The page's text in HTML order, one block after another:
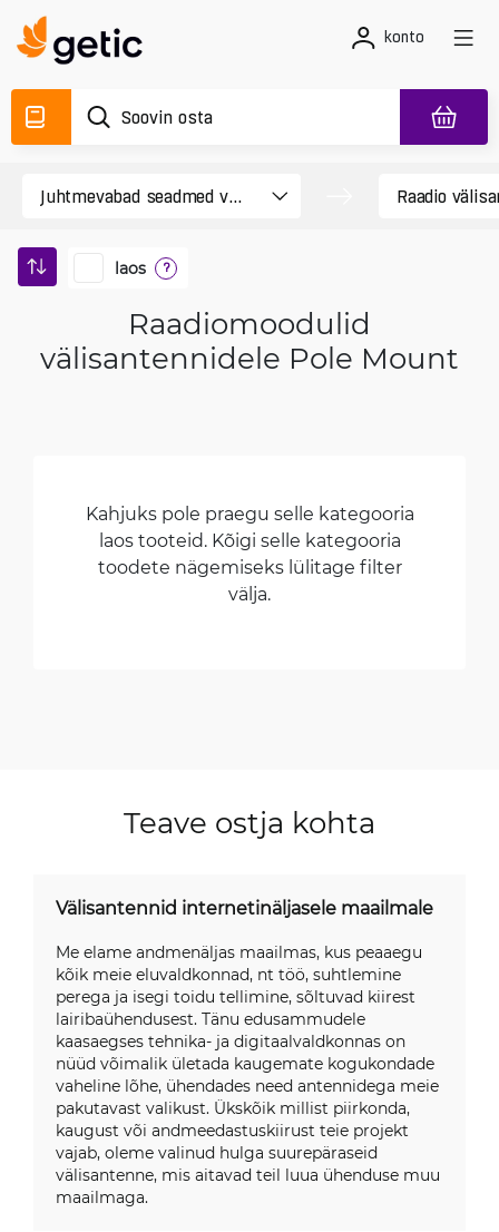
konto
laos ?
Raadiomoodulid
välisantennidele Pole Mount
Kahjuks pole praegu selle kategooria
laos tooteid. Kõigi selle kategooria
toodete nägemiseks lülitage filter
välja.
Teave ostja kohta
Välisantennid internetinäljasele maailmale
Me elame andmenäljas maailmas, kus peaaegu
kõik meie eluvaldkonnad, nt töö, suhtlemine
perega ja isegi toidu tellimine, sõltuvad kiirest
lairibaühendusest. Tänu edusammudele
kaasaegses tehnika- ja digitaalvaldkonnas on
nüüd võimalik ületada kaugemate kogukondade
vaheline lõhe, ühendades need antennidega meie
pakutavast valikust. Ükskõik millist piirkonda,
kaugust või andmeedastuskiirust teie projekt
vajab, oleme valinud hulga suurepäraseid
välisantenne, mis aitavad teil luua ühenduse muu
maailmaga.